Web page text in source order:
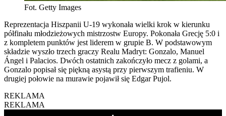
Fot. Getty Images
Reprezentacja Hiszpanii U-19 wykonała wielki krok w kierunku
półfinału młodzieżowych mistrzostw Europy. Pokonała Grecję 5:0 i
z kompletem punktów jest liderem w grupie B. W podstawowym
składzie wyszło trzech graczy Realu Madryt: Gonzalo, Manuel
Ángel i Palacios. Dwóch ostatnich zakończyło mecz z golami, a
Gonzalo popisał się piękną asystą przy pierwszym trafieniu. W
drugiej połowie na murawie pojawił się Edgar Pujol.
REKLAMA
REKLAMA